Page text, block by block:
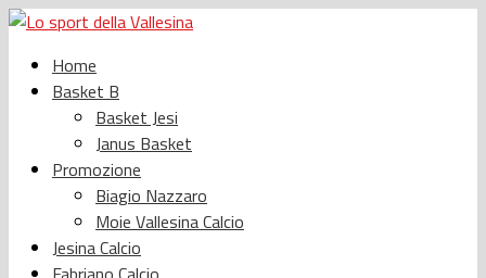
Home
Basket B
Basket Jesi
Janus Basket
Promozione
Biagio Nazzaro
Moie Vallesina Calcio
Jesina Calcio